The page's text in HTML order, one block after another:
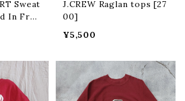
Sweat
In Fran
J.CREW Raglan tops [27
00]
¥5,500